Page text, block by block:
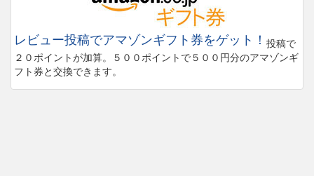
レビュー投稿でアマゾンギフト券をゲット！ 投稿で
２０ポイントが加算。５００ポイントで５００円分のアマゾンギ
フト券と交換できます。